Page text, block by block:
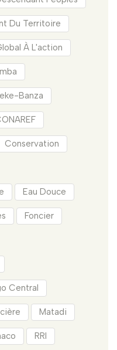
Du Territoire
À L'action
Banza
Conservation
Eau Douce
Foncier
Central
Matadi
RRI